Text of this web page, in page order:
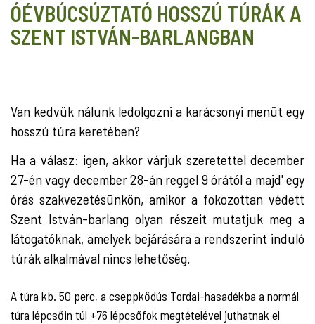
ÓÉVBÚCSÚZTATÓ HOSSZÚ TÚRÁK A
SZENT ISTVÁN-BARLANGBAN
Van kedvük nálunk ledolgozni a karácsonyi menüt egy
hosszú túra keretében?
Ha a válasz: igen, akkor várjuk szeretettel december
27-én vagy december 28-án reggel 9 órától a majd' egy
órás szakvezetésünkön, amikor a fokozottan védett
Szent István-barlang olyan részeit mutatjuk meg a
látogatóknak, amelyek bejárására a rendszerint induló
túrák alkalmával nincs lehetőség.
A túra kb. 50 perc, a cseppkődús Tordai-hasadékba a normál
túra lépcsőin túl +76 lépcsőfok megtételével juthatnak el